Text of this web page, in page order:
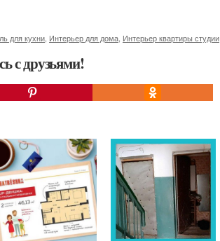
для кухни Интерьер для дома Интерьер квартиры студии
с друзьями!